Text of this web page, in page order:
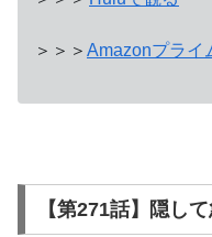
＞＞＞ Amazonプライ
【第271話】隠し